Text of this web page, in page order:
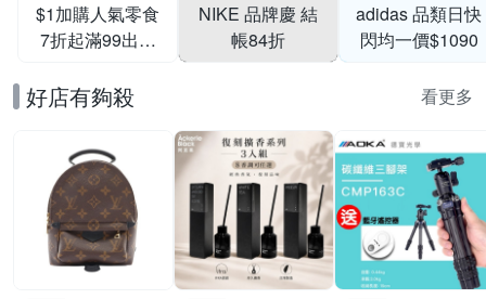
$1加購人氣零食
7折起滿99出貨
NIKE 品牌慶 結
帳84折
adidas 品類日快
閃均一價$1090
好店有夠殺 看更多